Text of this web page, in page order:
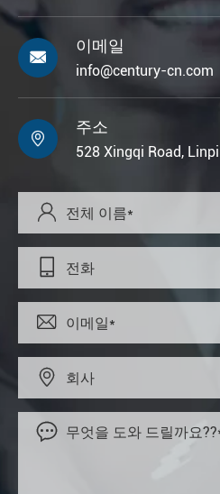

이메일
info@century-cn.com

주소
528 Xingqi Road,




